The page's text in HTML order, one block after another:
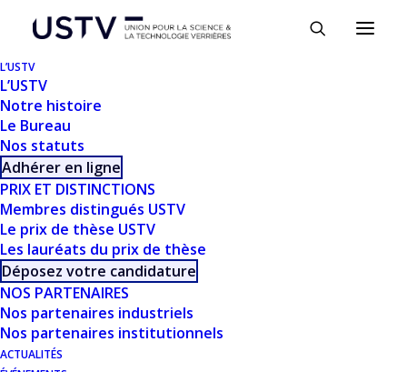
L’USTV
L’USTV
Notre histoire
Le Bureau
Nos statuts
Adhérer en ligne
PRIX ET DISTINCTIONS
Membres distingués USTV
Le prix de thèse USTV
Les lauréats du prix de thèse
Déposez votre candidature
NOS PARTENAIRES
Nos partenaires industriels
Nos partenaires institutionnels
ACTUALITÉS